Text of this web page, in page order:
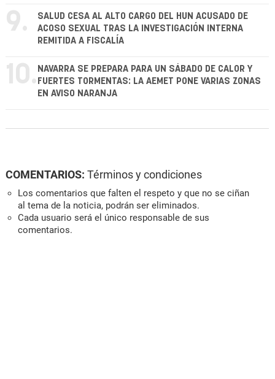
9.
SALUD CESA AL ALTO CARGO DEL HUN ACUSADO DE
ACOSO SEXUAL TRAS LA INVESTIGACIÓN INTERNA
REMITIDA A FISCALÍA
10. NAVARRA SE PREPARA PARA UN SÁBADO DE CALOR Y
FUERTES TORMENTAS: LA AEMET PONE VARIAS ZONAS
EN AVISO NARANJA
COMENTARIOS: Términos y condiciones
Los comentarios que falten el respeto y que no se ciñan
al tema de la noticia, podrán ser eliminados.
Cada usuario será el único responsable de sus
comentarios.